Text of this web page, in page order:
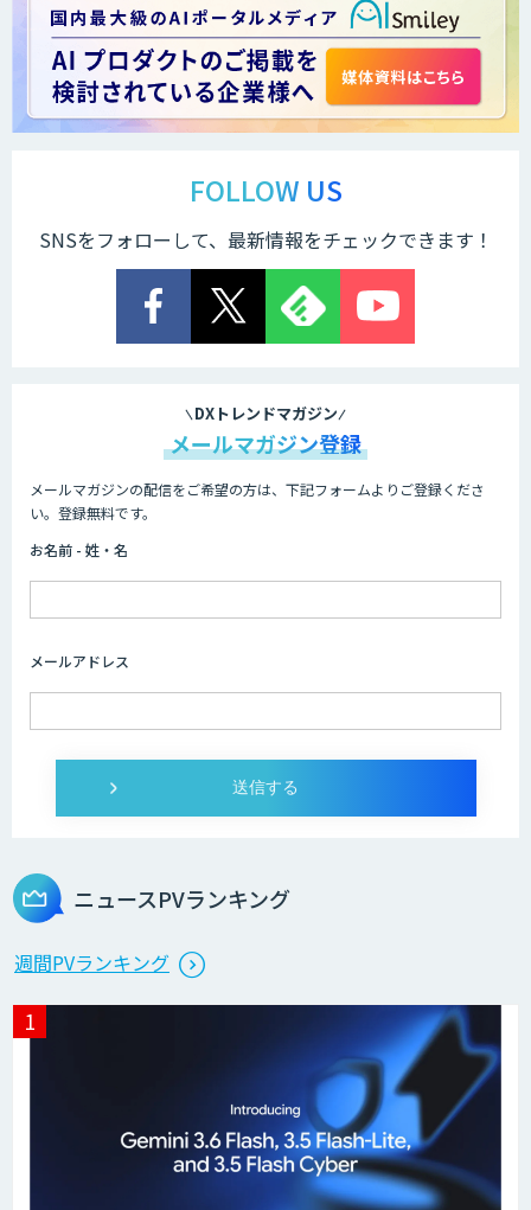
FOLLOW US
SNSをフォローして、最新情報をチェックできます！
DXトレンドマガジン
メールマガジン登録
メールマガジンの配信をご希望の方は、下記フォームよりご登録くださ
い。登録無料です。
お名前 - 姓・名
メールアドレス
ニュースPVランキング
週間PVランキング